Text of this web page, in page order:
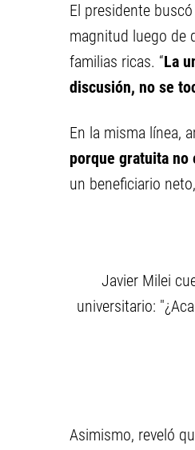
El presidente
magnitud luego de
familias ricas. “La
discusión, no se
En la misma línea,
porque gratuita no
un beneficiario
Javier Milei
universitario:
Asimismo, reveló